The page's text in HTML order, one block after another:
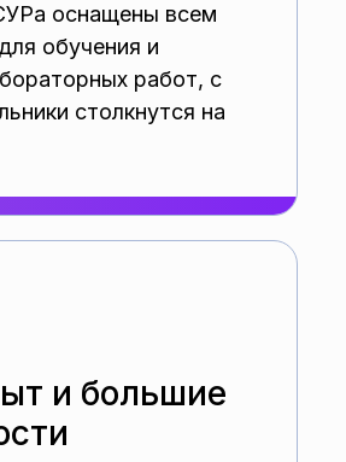
оснащены всем
обучения и
работ, с
столкнутся на
и большие